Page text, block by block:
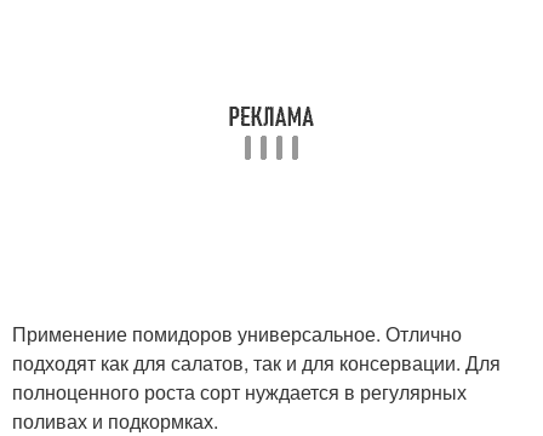
Применение помидоров универсальное. Отлично
подходят как для салатов, так и для консервации. Для
полноценного роста сорт нуждается в регулярных
поливах и подкормках.